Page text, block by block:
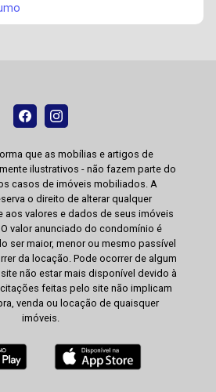
que as mobílias e artigos de
ilustrativos - não fazem parte do
casos de imóveis mobiliados. A
o direito de alterar qualquer
aos valores e dados de seus imóveis
valor anunciado do condomínio é
ser maior, menor ou mesmo passível
da locação. Pode ocorrer de algum
não estar mais disponível devido à
feitas pelo site não implicam
venda ou locação de quaisquer
imóveis.